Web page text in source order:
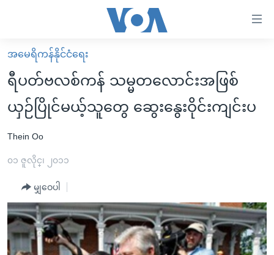
လွယ်ကူ
စေ
သည့်
Link
များ
ပင်မ
ကျော်
ကြည့်
မူလစာမျက်နှာ
မြန်မာ
ကမ္ဘာ့သတင်းများ
အစ္စရေး-ပါလက်စတိုင်း
အင်္ဂလိပ်စာလေ့လာမယ်
အမေရိကန်သုံးအီဒီယံ
မကြေးမုံရဲ့ အင်္ဂလိပ်စာ
အပတ်စဉ်ကဏ္ဍများ
ရေဒီယို
ရေဒီယိုနှင့်ရုပ်သံ အချက်အလက်များ
အမေရိကန်နိုင်ငံရေး
ရီပတ်ဗလစ်ကန် သမ္မတလောင်းအဖြစ်
ယှဉ်ပြိုင်မယ့်သူတွေ ဆွေးနွေးဝိုင်းကျင်းပ
Thein Oo
၀၁ ဇူလိုင္၊ ၂၀၁၁
မျှဝေပါ